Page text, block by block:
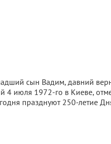
сын Вадим, давний
июля 1972-го в Киеве,
празднуют 250-летие